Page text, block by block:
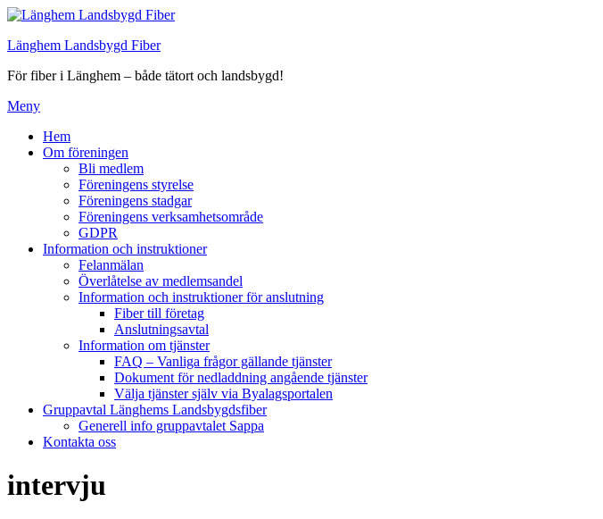
Hoppa
innehåll
Länghem Landsbygd Fiber
För fiber i Länghem – både tätort och landsbygd!
Meny
Hem
Om föreningen
Bli medlem
Föreningens styrelse
Föreningens stadgar
Föreningens verksamhetsområde
GDPR
Information och instruktioner
Felanmälan
Överlåtelse av medlemsandel
Information och instruktioner för anslutning
Fiber till företag
Anslutningsavtal
Information om tjänster
FAQ – Vanliga frågor gällande tjänster
Dokument för nedladdning angående tjänster
Välja tjänster själv via Byalagsportalen
Gruppavtal Länghems Landsbygdsfiber
Generell info gruppavtalet Sappa
Kontakta oss
Etikett
:
intervju